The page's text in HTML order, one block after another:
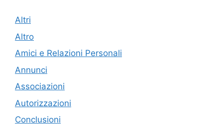
Altri
Altro
Amici e Relazioni Personali
Annunci
Associazioni
Autorizzazioni
Conclusioni